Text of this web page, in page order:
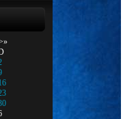
»